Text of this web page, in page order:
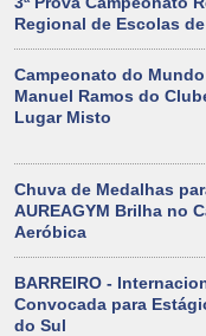
Regional de Escolas de
Campeonato do
Manuel Ramos do
Lugar Misto
Chuva de Medalhas
AUREAGYM Brilha no
Aeróbica
BARREIRO -
Convocada para
do Sul